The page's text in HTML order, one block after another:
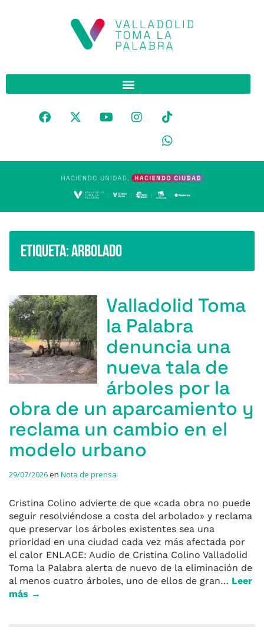
Etiqueta:arbolado
Valladolid Toma
la Palabra
denuncia una
nueva tala de
árboles por la
obra de un aparcamiento y
reclama un cambio en el
modelo urbano
29/07/2026en Nota de prensa
Cristina Colino advierte de que «cada obra no puede
seguir resolviéndose a costa del arbolado» y reclama
que preservar los árboles existentes sea una
prioridad en una ciudad cada vez más afectada por
el calor ENLACE: Audio de Cristina Colino Valladolid
Toma la Palabra alerta de nuevo de la eliminación de
al menos cuatro árboles, uno de ellos de gran… Leer
más →